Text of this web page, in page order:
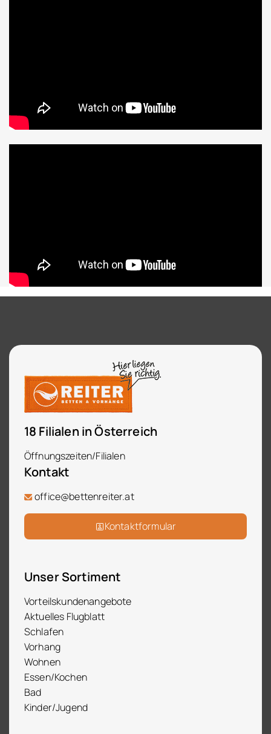
18 Filialen in Österreich
Öffnungszeiten/Filialen
Kontakt
office@bettenreiter.at
Kontaktformular
Unser Sortiment
Vorteilskundenangebote
Aktuelles Flugblatt
Schlafen
Vorhang
Wohnen
Essen/Kochen
Bad
Kinder/Jugend